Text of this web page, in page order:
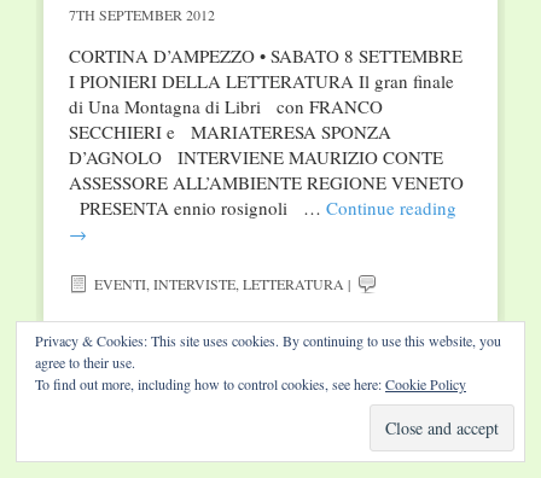
7TH SEPTEMBER 2012
CORTINA D’AMPEZZO • SABATO 8 SETTEMBRE
I PIONIERI DELLA LETTERATURA Il gran finale
di Una Montagna di Libri con FRANCO
SECCHIERI e MARIATERESA SPONZA
D’AGNOLO INTERVIENE MAURIZIO CONTE
ASSESSORE ALL’AMBIENTE REGIONE VENETO
PRESENTA ennio rosignoli … Continue reading
→
EVENTI,INTERVISTE,LETTERATURA |
Privacy & Cookies: This site uses cookies. By continuing to use this website, you
agree to their use.
To find out more, including how to control cookies, see here:Cookie Policy